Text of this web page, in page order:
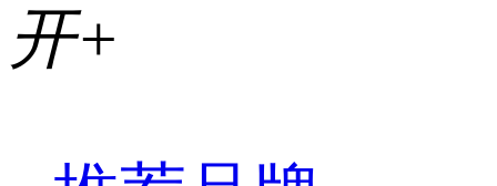
开+